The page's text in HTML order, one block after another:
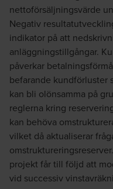
nettoförsäljningsvärde
Negativ
indikator på att
anläggningstillgångar.
påverkar
befarande kundförluster
kan bli olönsamma på
reglerna kring
kan behöva
vilket då aktualiserar
projekt får till följd att
vid successiv